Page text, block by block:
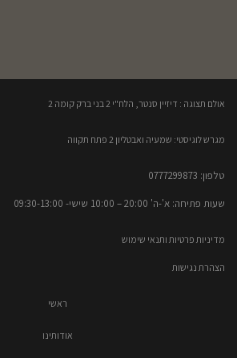
אולם תצוגה : דיזיין סנטר, הלח"י 2 בני ברק קומה 2​
מגרש לוגיסטי: שמעיה ואבטליון 2 פתח תקווה
טלפון: 0777299873​
שעות פתיחה: א'-ה' 20:00 – 10:00​​ שישי- 09:30-13:00
מדיניות פרטיות ותנאי שימוש
הצהרת נגישות
ראשי
אודותינו